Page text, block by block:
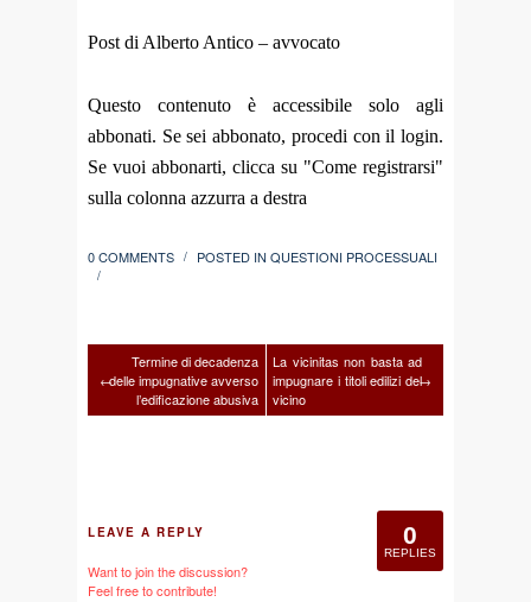
Post di Alberto Antico – avvocato
Questo contenuto è accessibile solo agli
abbonati. Se sei abbonato, procedi con il login.
Se vuoi abbonarti, clicca su "Come registrarsi"
sulla colonna azzurra a destra
0 COMMENTS / POSTED IN QUESTIONI PROCESSUALI
/
←
Termine di decadenza
delle impugnative avverso
l’edificazione abusiva
La vicinitas non basta ad
impugnare i titoli edilizi del
vicino
→
0
REPLIES
LEAVE A REPLY
Want to join the discussion?
Feel free to contribute!